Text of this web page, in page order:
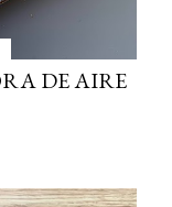
DE AIRE